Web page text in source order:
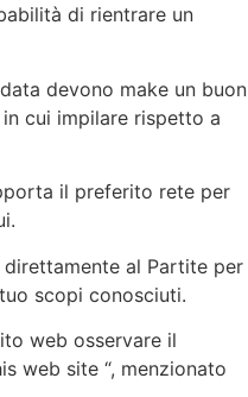
di rientrare un
devono make un buon
cui impilare rispetto a
il preferito rete per
al Partite per
scopi conosciuti.
web osservare il
web site “, menzionato